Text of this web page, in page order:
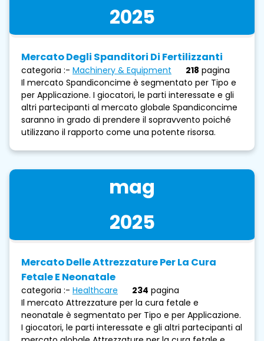
2025
Mercato Degli Spanditori Di Fertilizzanti
categoria :- Machinery & Equipment 218 pagina
Il mercato Spandiconcime è segmentato per Tipo e
per Applicazione. I giocatori, le parti interessate e gli
altri partecipanti al mercato globale Spandiconcime
saranno in grado di prendere il sopravvento poiché
utilizzano il rapporto come una potente risorsa.
mag
2025
Mercato Delle Attrezzature Per La Cura
Fetale E Neonatale
categoria :- Healthcare 234 pagina
Il mercato Attrezzature per la cura fetale e
neonatale è segmentato per Tipo e per Applicazione.
I giocatori, le parti interessate e gli altri partecipanti al